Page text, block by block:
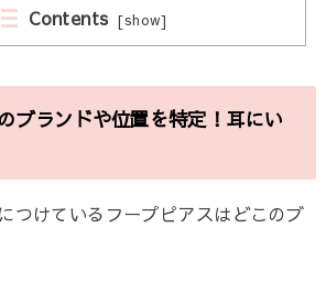
Contents [show]
ブランドや位置を特定！耳にい
つけているフープピアスはどこのブ